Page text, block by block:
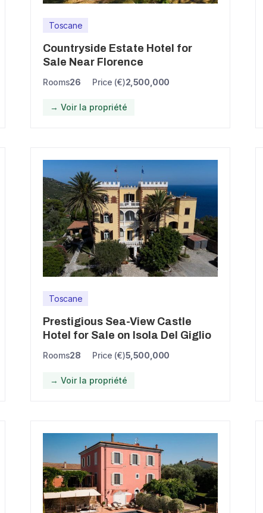
Toscane
Countryside Estate Hotel for
Sale Near Florence
Rooms26 Price (€)2,500,000
→ Voir la propriété
Toscane
Prestigious Sea-View Castle
Hotel for Sale on Isola Del Giglio
Rooms28 Price (€)5,500,000
→ Voir la propriété